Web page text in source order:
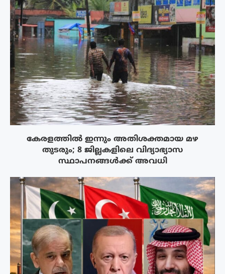
കേരളത്തിൽ ഇന്നും അതിശക്തമായ മഴ
തുടരും; 8 ജില്ലകളിലെ വിദ്യാഭ്യാസ
സ്ഥാപനങ്ങൾക്ക് അവധി